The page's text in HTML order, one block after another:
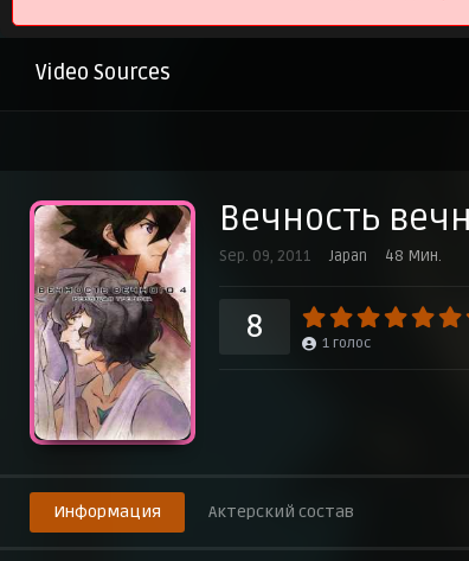
Video Sources
Вечность
Sep. 09, 2011 Japan 48 Мин.
8 1 голос
Информация Актерский состав